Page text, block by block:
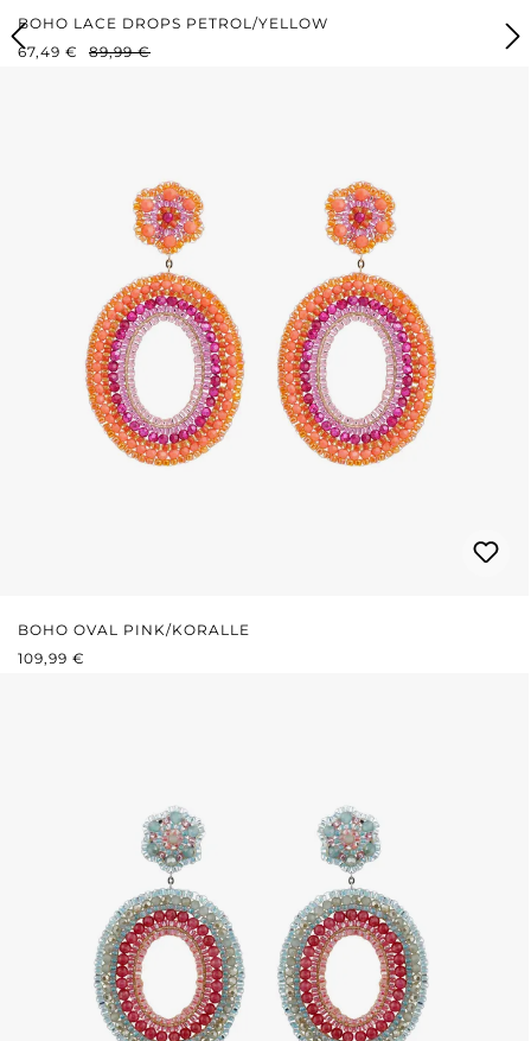
BOHO LACE DROPS PETROL/YELLOW
VERKAUFSPREIS:
67,49 € REGULÄRER PREIS:
89,99 €
BOHO OVAL PINK/KORALLE
REGULÄRER PREIS:
109,99 €